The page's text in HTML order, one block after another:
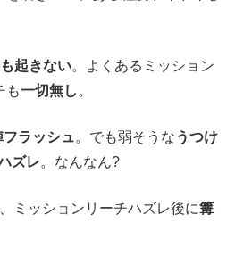
起きない。よくあるミッション
も一切無し 。
フラッシュ。でも弱そうなうつけ
ズレ。なんなん?
ミッションリーチハズレ後に篝